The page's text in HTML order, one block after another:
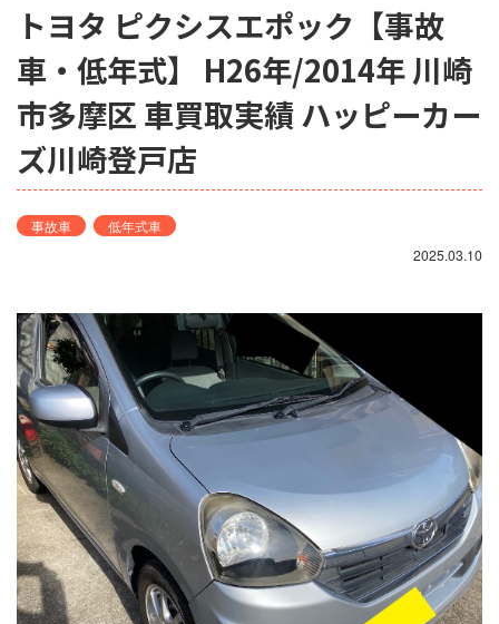
トヨタ ピクシスエポック【事故
車・低年式】 H26年/2014年 川崎
市多摩区 車買取実績 ハッピーカー
ズ川崎登戸店
事故車
低年式車
2025.03.10